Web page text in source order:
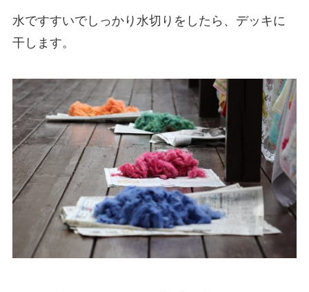
水ですすいでしっかり水切りをしたら、デッキに
干します。